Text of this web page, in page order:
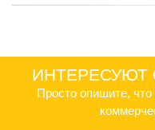
ИНТЕРЕСУЮТ
Просто опишите,